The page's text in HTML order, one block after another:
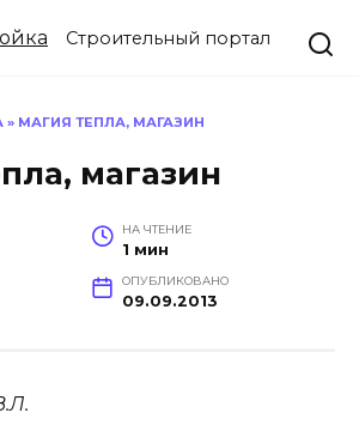
Строительный портал
» МАГИЯ ТЕПЛА, МАГАЗИН
магазин
НА ЧТЕНИЕ
1 мин
ОПУБЛИКОВАНО
09.09.2013